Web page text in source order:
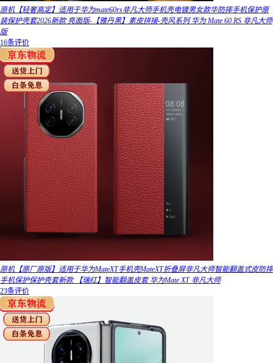
原机【轻奢高定】适用于华为mate60rs非凡大师手机壳电镀男女款华防摔手机保护原
装保护壳套2026新款 亮面版-【雅丹黑】素皮拼接-壳风系列 华为 Mate 60 RS 非凡大师
版
16条评价
原机【原厂原版】适用于华为MateXT手机壳MateXT折叠屏非凡大师智能翻盖式皮防摔
手机保护保护壳套新款 【瑞红】智能翻盖皮套 华为Mate XT 非凡大师
23条评价